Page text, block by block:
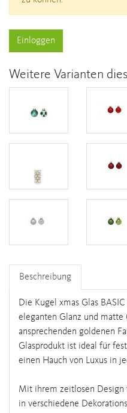
Einloggen
Weitere Varianten
Beschreibung
Die Kugel xmas Glas
eleganten Glanz und
ansprechenden goldenen
Glasprodukt ist ideal für
einen Hauch von Luxus in
Mit ihrem zeitlosen Design
in verschiedene